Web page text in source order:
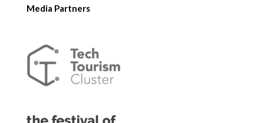
Media Partners